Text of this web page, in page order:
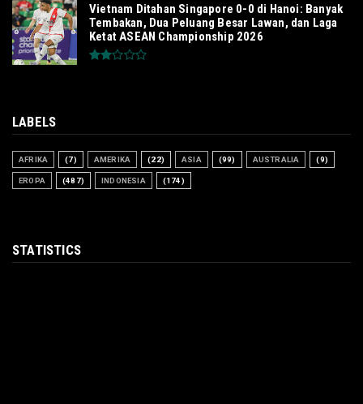
Vietnam Ditahan Singapore 0-0 di Hanoi: Banyak
Tembakan, Dua Peluang Besar Lawan, dan Laga
Ketat ASEAN Championship 2026
LABELS
AFRIKA (7) AMERIKA (22) ASIA (99) AUSTRALIA (9)
EROPA (487) INDONESIA (174)
STATISTICS